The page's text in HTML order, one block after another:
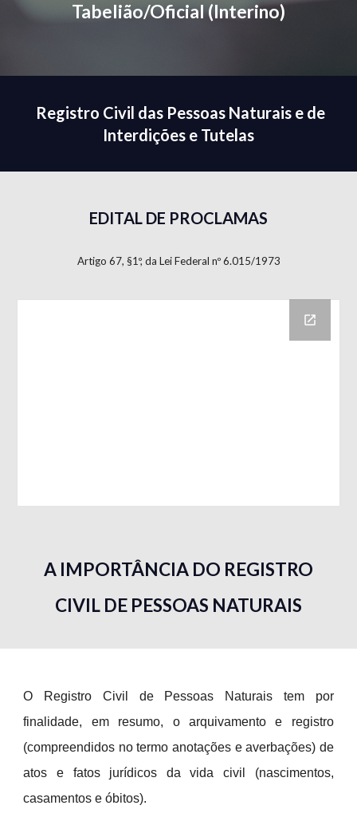
Tabelião/Oficial (Interino)
Registro Civil das Pessoas Naturais e de
Interdições e Tutelas
EDITAL DE PROCLAMAS
Artigo 67, §1º, da Lei Federal nº 6.015/1973
A IMPORTÂNCIA DO REGISTRO
CIVIL DE PESSOAS NATURAIS
O Registro Civil de Pessoas Naturais tem por
finalidade, em resumo, o arquivamento e registro
(compreendidos no termo anotações e averbações) de
atos e fatos jurídicos da vida civil (nascimentos,
casamentos e óbitos).